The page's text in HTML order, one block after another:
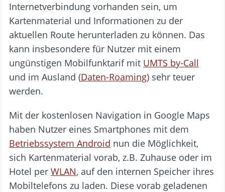
Internetverbindung vorhanden sein, um
Kartenmaterial und Informationen zu der
aktuellen Route herunterladen zu können. Das
kann insbesondere für Nutzer mit einem
ungünstigen Mobilfunktarif mit UMTS by-Call
und im Ausland (Daten-Roaming) sehr teuer
werden.
Mit der kostenlosen Navigation in Google Maps
haben Nutzer eines Smartphones mit dem
Betriebssystem Android nun die Möglichkeit,
sich Kartenmaterial vorab, z.B. Zuhause oder im
Hotel per WLAN, auf den internen Speicher ihres
Mobiltelefons zu laden. Diese vorab geladenen